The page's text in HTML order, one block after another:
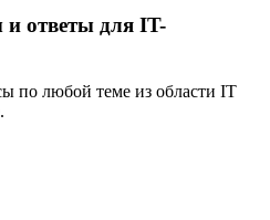
ответы для IT-
по любой теме из области IT